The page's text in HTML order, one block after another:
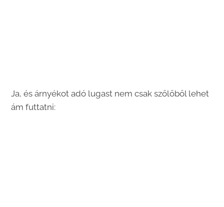
Ja, és árnyékot adó lugast nem csak szőlőből lehet
ám futtatni: